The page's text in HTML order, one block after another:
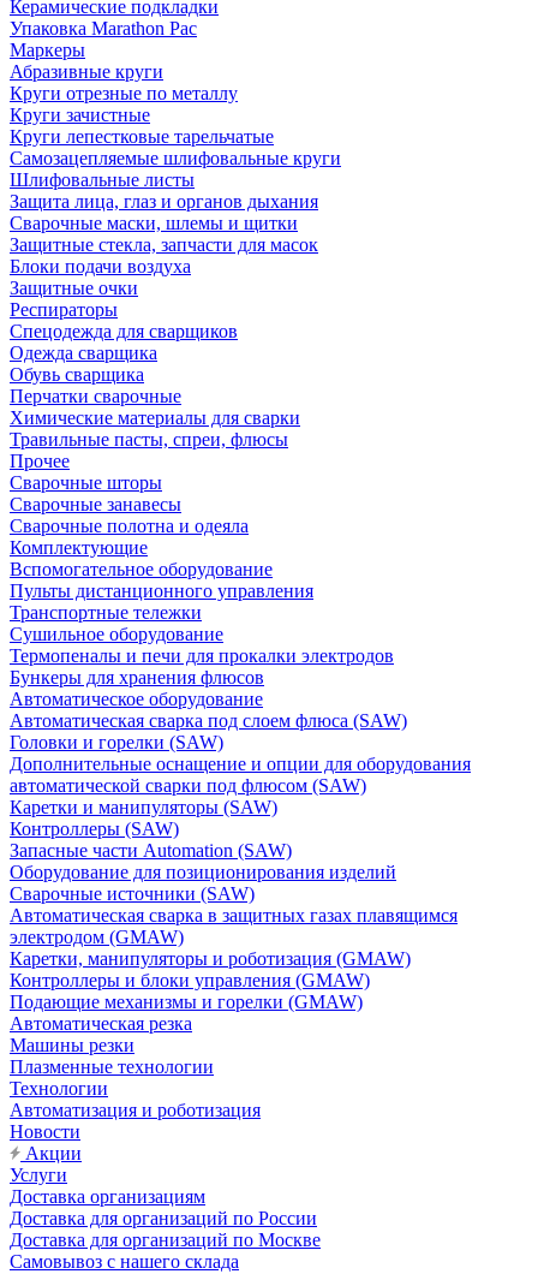
Керамические подкладки
Упаковка Marathon Pac
Маркеры
Абразивные круги
Круги отрезные по металлу
Круги зачистные
Круги лепестковые тарельчатые
Самозацепляемые шлифовальные круги
Шлифовальные листы
Защита лица, глаз и органов дыхания
Сварочные маски, шлемы и щитки
Защитные стекла, запчасти для масок
Блоки подачи воздуха
Защитные очки
Респираторы
Спецодежда для сварщиков
Одежда сварщика
Обувь сварщика
Перчатки сварочные
Химические материалы для сварки
Травильные пасты, спреи, флюсы
Прочее
Сварочные шторы
Сварочные занавесы
Сварочные полотна и одеяла
Комплектующие
Вспомогательное оборудование
Пульты дистанционного управления
Транспортные тележки
Сушильное оборудование
Термопеналы и печи для прокалки электродов
Бункеры для хранения флюсов
Автоматическое оборудование
Автоматическая сварка под слоем флюса (SAW)
Головки и горелки (SAW)
Дополнительные оснащение и опции для оборудования
автоматической сварки под флюсом (SAW)
Каретки и манипуляторы (SAW)
Контроллеры (SAW)
Запасные части Automation (SAW)
Оборудование для позиционирования изделий
Сварочные источники (SAW)
Автоматическая сварка в защитных газах плавящимся
электродом (GMAW)
Каретки, манипуляторы и роботизация (GMAW)
Контроллеры и блоки управления (GMAW)
Подающие механизмы и горелки (GMAW)
Автоматическая резка
Машины резки
Плазменные технологии
Технологии
Автоматизация и роботизация
Новости
Акции
Услуги
Доставка организациям
Доставка для организаций по России
Доставка для организаций по Москве
Самовывоз с нашего склада